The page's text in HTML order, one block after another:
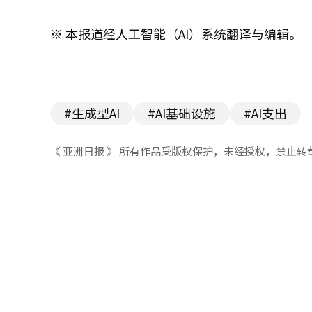
※ 本报道经人工智能（AI）系统翻译与编辑。
#生成型AI #AI基础设施 #AI支出
《 亚洲日报 》 所有作品受版权保护，未经授权，禁止转